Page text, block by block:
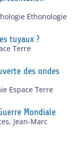
Ethonologie
tuyaux ?
Terre
des ondes
Espace Terre
Mondiale
, Jean-Marc